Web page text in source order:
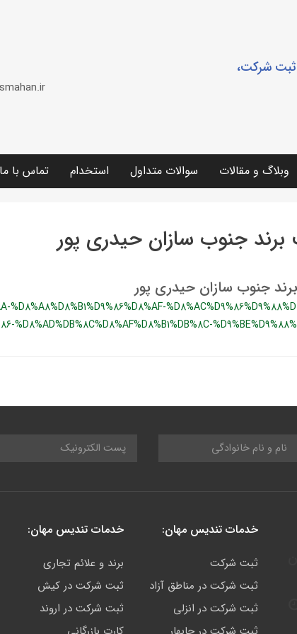
شرکت،
وبلاگ و مقالات سوالات متداول استخدام تماس با ما
برند جنوب سازان حیدری پور
جنوب سازان حیدری پور
%D8%A8%D8%B1%D9%86%D8%AF-
%D8%AD%DB%8C%D8%AF%D8%B1%DB%8C-
خدمات تندیس مهان:
ثبت شرکت
ثبت شرکت در مناطق آزاد
ثبت شرکت در انزلی
خدمات تندیس مهان:
برند و علائم تجاری
ثبت شرکت در کیش
ثبت شرکت در اروند